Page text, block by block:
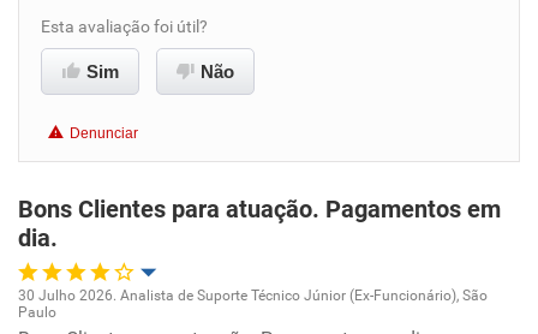
Recomenda esta empresa
Esta avaliação foi útil?
Sim Não
Denunciar
Bons Clientes para atuação. Pagamentos em
dia.
Oportunidade de promoção
30 Julho 2026. Analista de Suporte Técnico Júnior (Ex-Funcionário), São
Paulo